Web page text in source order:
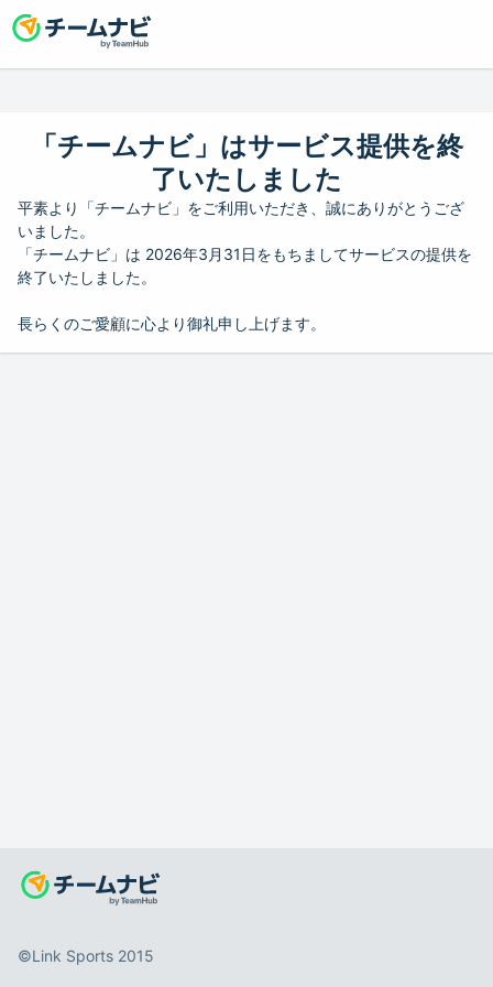
「チームナビ」はサービス提供を終
了いたしました
平素より「チームナビ」をご利用いただき、誠にありがとうござ
いました。
「チームナビ」は 2026年3月31日をもちましてサービスの提供を
終了いたしました。
長らくのご愛顧に心より御礼申し上げます。
©️Link Sports 2015